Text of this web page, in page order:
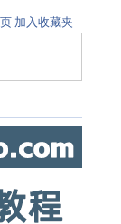
加入收藏夹